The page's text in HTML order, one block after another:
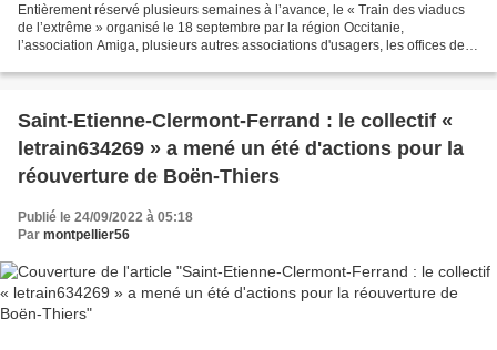
Entièrement réservé plusieurs semaines à l’avance, le « Train des viaducs
de l’extrême » organisé le 18 septembre par la région Occitanie,
l’association Amiga, plusieurs autres associations d'usagers, les offices de
Saint-Etienne-Clermont-Ferrand : le collectif «
letrain634269 » a mené un été d'actions pour la
réouverture de Boën-Thiers
Publié le 24/09/2022 à 05:18
Par montpellier56